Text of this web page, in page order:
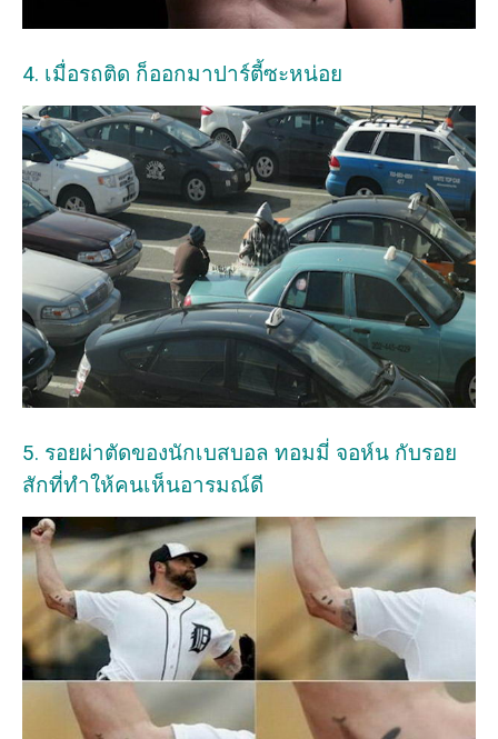
4. เมื่อรถติด ก็ออกมาปาร์ตี้ซะหน่อย
5. รอยผ่าตัดของนักเบสบอล ทอมมี่ จอห์น กับรอย
สักที่ทำให้คนเห็นอารมณ์ดี